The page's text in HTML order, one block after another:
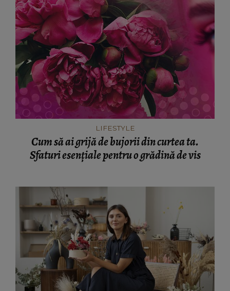
LIFESTYLE
Cum să ai grijă de bujorii din curtea ta.
Sfaturi esențiale pentru o grădină de vis